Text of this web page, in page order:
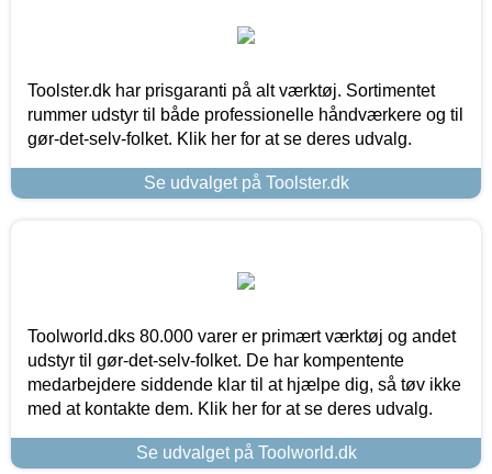
Toolster.dk har prisgaranti på alt værktøj. Sortimentet
rummer udstyr til både professionelle håndværkere og til
gør-det-selv-folket. Klik her for at se deres udvalg.
Se udvalget på Toolster.dk
Toolworld.dks 80.000 varer er primært værktøj og andet
udstyr til gør-det-selv-folket. De har kompentente
medarbejdere siddende klar til at hjælpe dig, så tøv ikke
med at kontakte dem. Klik her for at se deres udvalg.
Se udvalget på Toolworld.dk